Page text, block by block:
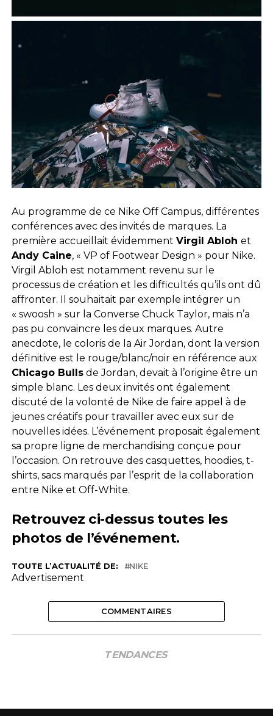
Au programme de ce Nike Off Campus, différentes
conférences avec des invités de marques. La
première accueillait évidemment Virgil Abloh et
Andy Caine, « VP of Footwear Design » pour Nike.
Virgil Abloh est notamment revenu sur le
processus de création et les difficultés qu’ils ont dû
affronter. Il souhaitait par exemple intégrer un
« swoosh » sur la Converse Chuck Taylor, mais n’a
pas pu convaincre les deux marques. Autre
anecdote, le coloris de la Air Jordan, dont la version
définitive est le rouge/blanc/noir en référence aux
Chicago Bullsde Jordan, devait à l’origine être un
simple blanc. Les deux invités ont également
discuté de la volonté de Nike de faire appel à de
jeunes créatifs pour travailler avec eux sur de
nouvelles idées. L’événement proposait également
sa propre ligne de merchandising conçue pour
l’occasion. On retrouve des casquettes, hoodies, t-
shirts, sacs marqués par l’esprit de la collaboration
entre Nike et Off-White.
Retrouvez ci-dessus toutes les
photos de l’événement.
TOUTE L’ACTUALITÉ DE: NIKE
Advertisement
COMMENTAIRES
TENDANCES